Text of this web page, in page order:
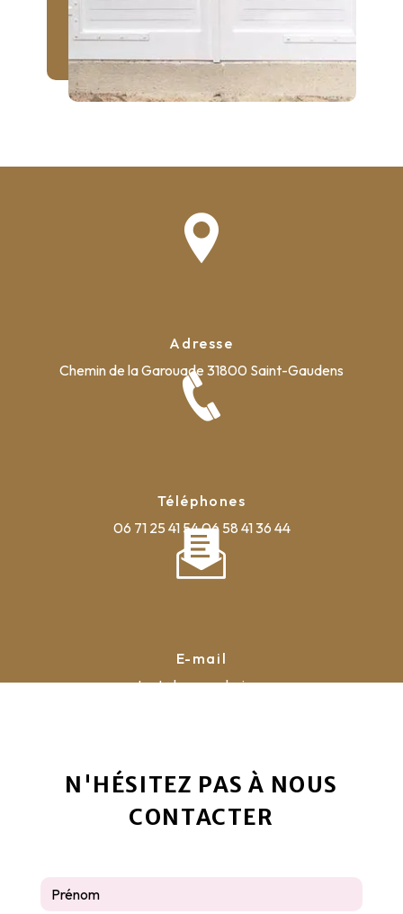
Adresse
Chemin de la Garouade 31800 Saint-Gaudens
Téléphones
06 71 25 41 5406 58 41 36 44
E-mail
contact@la-pyrauboise.com
N'HÉSITEZ PAS À NOUS
CONTACTER